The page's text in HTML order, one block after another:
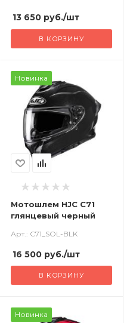
13 650руб./шт
В КОРЗИНУ
Новинка
Мотошлем HJC C71
глянцевый черный
Арт.: C71_SOL-BLK
16 500руб./шт
В КОРЗИНУ
Новинка